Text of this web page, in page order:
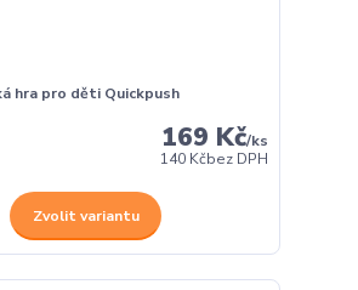
hra pro děti Quickpush
169 Kč/ks
140 Kčbez DPH
Zvolit variantu